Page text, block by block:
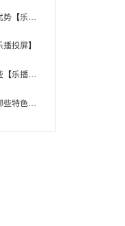
3、商用场景使用乐播投屏的优势【乐播投屏】
投屏】
5、浏览器的投屏方式都有哪些【乐播投屏】
6、乐播投屏的SDK发送端有哪些特色和功能【乐播投屏】